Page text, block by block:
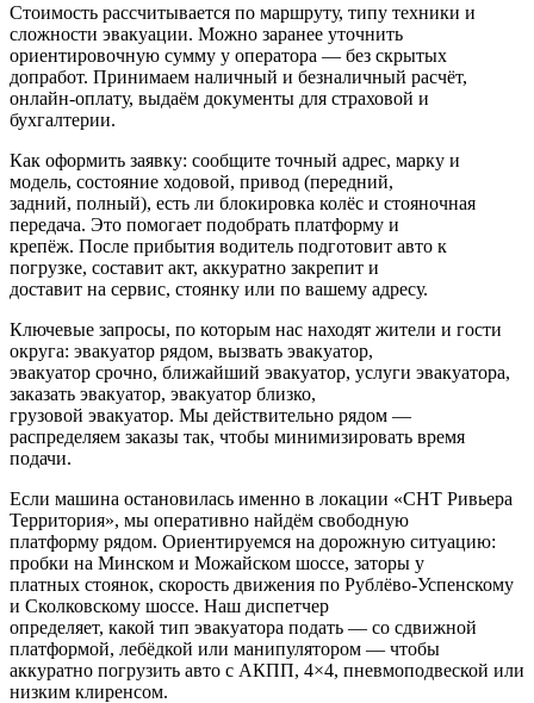
Стоимость рассчитывается по маршруту, типу техники и
сложности эвакуации. Можно заранее уточнить
ориентировочную сумму у оператора — без скрытых
допработ. Принимаем наличный и безналичный расчёт,
онлайн-оплату, выдаём документы для страховой и
бухгалтерии.
Как оформить заявку: сообщите точный адрес, марку и
модель, состояние ходовой, привод (передний,
задний, полный), есть ли блокировка колёс и стояночная
передача. Это помогает подобрать платформу и
крепёж. После прибытия водитель подготовит авто к
погрузке, составит акт, аккуратно закрепит и
доставит на сервис, стоянку или по вашему адресу.
Ключевые запросы, по которым нас находят жители и гости
округа: эвакуатор рядом, вызвать эвакуатор,
эвакуатор срочно, ближайший эвакуатор, услуги эвакуатора,
заказать эвакуатор, эвакуатор близко,
грузовой эвакуатор. Мы действительно рядом —
распределяем заказы так, чтобы минимизировать время
подачи.
Если машина остановилась именно в локации «СНТ Ривьера
Территория», мы оперативно найдём свободную
платформу рядом. Ориентируемся на дорожную ситуацию:
пробки на Минском и Можайском шоссе, заторы у
платных стоянок, скорость движения по Рублёво-Успенскому
и Сколковскому шоссе. Наш диспетчер
определяет, какой тип эвакуатора подать — со сдвижной
платформой, лебёдкой или манипулятором — чтобы
аккуратно погрузить авто с АКПП, 4×4, пневмоподвеской или
низким клиренсом.